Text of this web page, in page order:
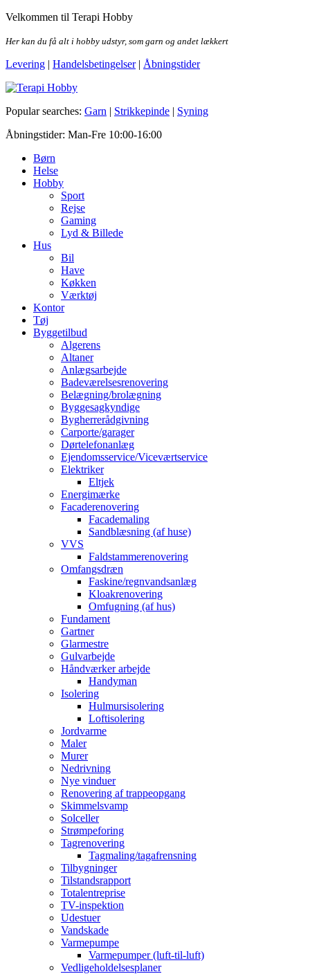
Skip
the
Velkommen til Terapi Hobby
Her kan du få alt i hobby udstyr, som garn og andet lækkert
Levering | Handelsbetingelser| Åbningstider
Terapi Hobby
Popular searches: Garn | Strikkepinde | Syning
Åbningstider: Man-Fre 10:00-16:00
Børn
Helse
Hobby
Sport
Rejse
Gaming
Lyd & Billede
Hus
Bil
Have
Køkken
Værktøj
Kontor
Tøj
Byggetilbud
Algerens
Altaner
Anlægsarbejde
Badeværelsesrenovering
Belægning/brolægning
Byggesagkyndige
Bygherrerådgivning
Carporte/garager
Dørtelefonanlæg
Ejendomsservice/Viceværtservice
Elektriker
Eltjek
Energimærke
Facaderenovering
Facademaling
Sandblæsning (af huse)
VVS
Faldstammerenovering
Omfangsdræn
Faskine/regnvandsanlæg
Kloakrenovering
Omfugning (af hus)
Fundament
Gartner
Glarmestre
Gulvarbejde
Håndværker arbejde
Handyman
Isolering
Hulmursisolering
Loftisolering
Jordvarme
Maler
Murer
Nedrivning
Nye vinduer
Renovering af trappeopgang
Skimmelsvamp
Solceller
Strømpeforing
Tagrenovering
Tagmaling/tagafrensning
Tilbygninger
Tilstandsrapport
Totalentreprise
TV-inspektion
Udestuer
Vandskade
Varmepumpe
Varmepumper (luft-til-luft)
Vedligeholdelsesplaner